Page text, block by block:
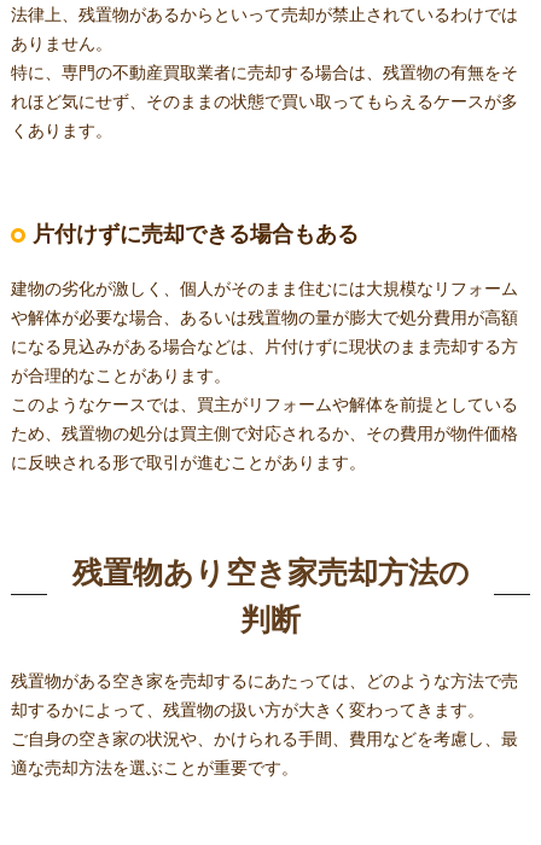
法律上、残置物があるからといって売却が禁止されているわけでは
ありません。
特に、専門の不動産買取業者に売却する場合は、残置物の有無をそ
れほど気にせず、そのままの状態で買い取ってもらえるケースが多
くあります。
片付けずに売却できる場合もある
建物の劣化が激しく、個人がそのまま住むには大規模なリフォーム
や解体が必要な場合、あるいは残置物の量が膨大で処分費用が高額
になる見込みがある場合などは、片付けずに現状のまま売却する方
が合理的なことがあります。
このようなケースでは、買主がリフォームや解体を前提としている
ため、残置物の処分は買主側で対応されるか、その費用が物件価格
に反映される形で取引が進むことがあります。
残置物あり空き家売却方法の
判断
残置物がある空き家を売却するにあたっては、どのような方法で売
却するかによって、残置物の扱い方が大きく変わってきます。
ご自身の空き家の状況や、かけられる手間、費用などを考慮し、最
適な売却方法を選ぶことが重要です。